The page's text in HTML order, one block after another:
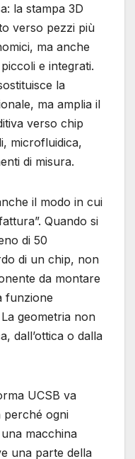
la stampa 3D
verso pezzi più
ma anche
e integrati.
la
ma amplia il
verso chip
microfluidica,
di misura.
il modo in cui
Quando si
di 50
di un chip, non
da montare
funzione
geometria non
dall’ottica o dalla
UCSB va
perché ogni
macchina
una parte della